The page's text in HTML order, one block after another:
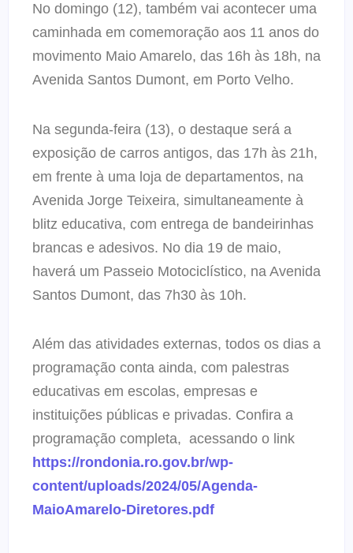
No domingo (12), também vai acontecer uma
caminhada em comemoração aos 11 anos do
movimento Maio Amarelo, das 16h às 18h, na
Avenida Santos Dumont, em Porto Velho.
Na segunda-feira (13), o destaque será a
exposição de carros antigos, das 17h às 21h,
em frente à uma loja de departamentos, na
Avenida Jorge Teixeira, simultaneamente à
blitz educativa, com entrega de bandeirinhas
brancas e adesivos. No dia 19 de maio,
haverá um Passeio Motociclístico, na Avenida
Santos Dumont, das 7h30 às 10h.
Além das atividades externas, todos os dias a
programação conta ainda, com palestras
educativas em escolas, empresas e
instituições públicas e privadas. Confira a
programação completa, acessando o link
https://rondonia.ro.gov.br/wp-
content/uploads/2024/05/Agenda-
MaioAmarelo-Diretores.pdf